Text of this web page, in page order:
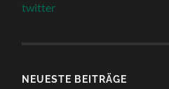
twitter
NEUESTE BEITRÄGE